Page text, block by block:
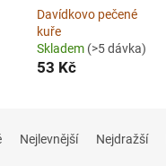
Davídkovo pečené
kuře
Skladem (>5 dávka)
53 Kč
Nejlevnější Nejdražší